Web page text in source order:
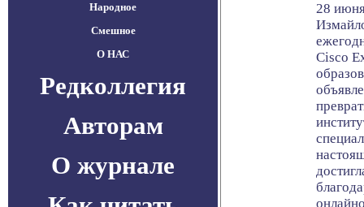
Народное
Смешное
О НАС
Редколлегия
Авторам
О журнале
28
Cisco